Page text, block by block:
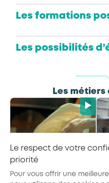
Les formations
Les possibilités
Les
Pizzaiolo
Le respect de votre
priorité
Pour vous offrir une